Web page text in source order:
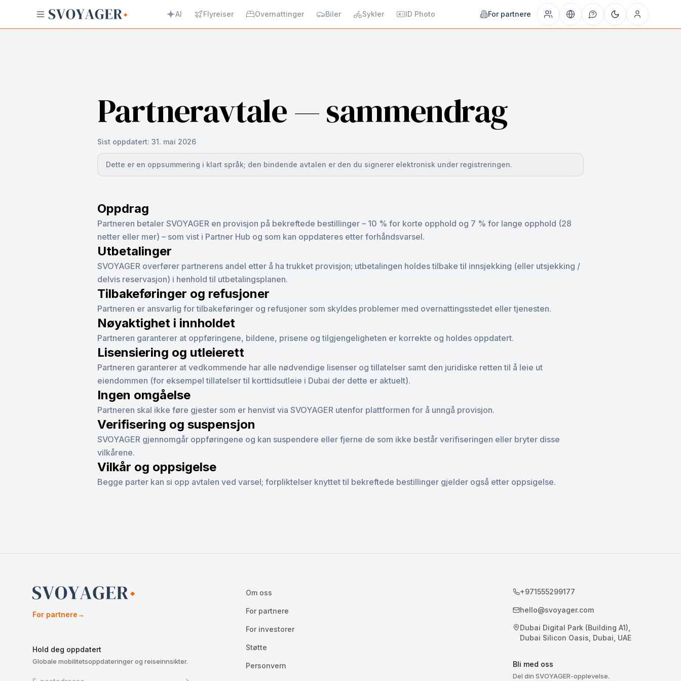
AI Flyreiser Overnattinger Biler Sykler ID Photo For partnere
Partneravtale — sammendrag
Sist oppdatert: 31. mai 2026
Dette er en oppsummering i klart språk; den bindende avtalen er den du signerer elektronisk under registreringen.
Oppdrag
Partneren betaler SVOYAGER en provisjon på bekreftede bestillinger – 10 % for korte opphold og 7 % for lange opphold (28
netter eller mer) – som vist i Partner Hub og som kan oppdateres etter forhåndsvarsel.
Utbetalinger
SVOYAGER overfører partnerens andel etter å ha trukket provisjon; utbetalingen holdes tilbake til innsjekking (eller utsjekking /
delvis reservasjon) i henhold til utbetalingsplanen.
Tilbakeføringer og refusjoner
Partneren er ansvarlig for tilbakeføringer og refusjoner som skyldes problemer med overnattingsstedet eller tjenesten.
Nøyaktighet i innholdet
Partneren garanterer at oppføringene, bildene, prisene og tilgjengeligheten er korrekte og holdes oppdatert.
Lisensiering og utleierett
Partneren garanterer at vedkommende har alle nødvendige lisenser og tillatelser samt den juridiske retten til å leie ut
eiendommen (for eksempel tillatelser til korttidsutleie i Dubai der dette er aktuelt).
Ingen omgåelse
Partneren skal ikke føre gjester som er henvist via SVOYAGER utenfor plattformen for å unngå provisjon.
Verifisering og suspensjon
SVOYAGER gjennomgår oppføringene og kan suspendere eller fjerne de som ikke består verifiseringen eller bryter disse
vilkårene.
Vilkår og oppsigelse
Begge parter kan si opp avtalen ved varsel; forpliktelser knyttet til bekreftede bestillinger gjelder også etter oppsigelse.
For partnere→
Hold deg oppdatert
Globale mobilitetsoppdateringer og reiseinnsikter.
Om oss
For partnere
For investorer
Støtte
Personvern
+971555299177
hello@svoyager.com
Dubai Digital Park (Building A1),
Dubai Silicon Oasis, Dubai, UAE
Bli med oss
Del din SVOYAGER-opplevelse.